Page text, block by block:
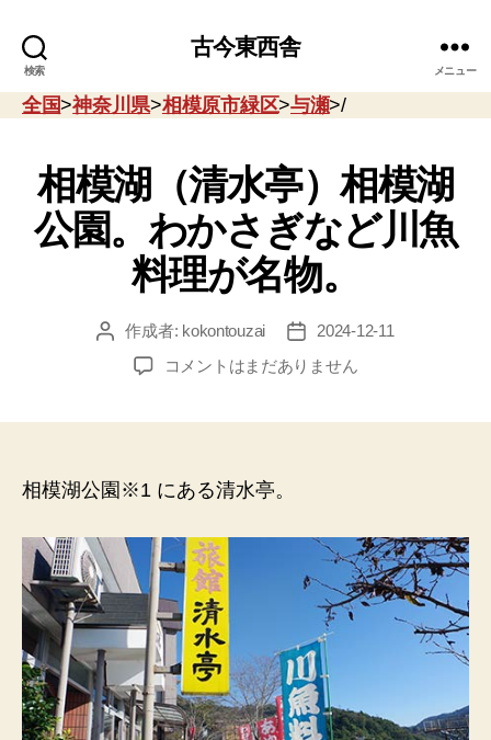
検索
古今東西舎
メニュー
全国>神奈川県>相模原市緑区>与瀬>/
相模湖（清水亭）相模湖
公園。わかさぎなど川魚
料理が名物。
投
作成者: kokontouzai
投
稿
日
2024-12-11
相
亭）
模
湖
園。
わ
さ
ぎ
な
コメントはまだありません
相模湖公園※1 にある清水亭。